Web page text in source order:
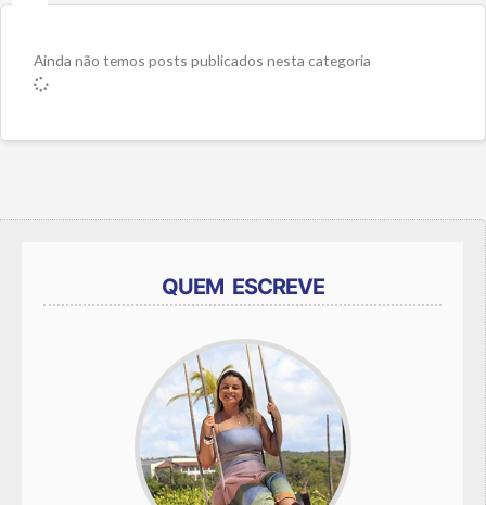
Ainda não temos posts publicados nesta categoria
QUEM ESCREVE